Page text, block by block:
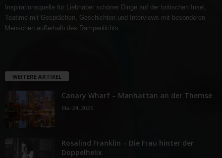
Inspirationsquelle für Liebhaber schöner Dinge auf der britischen Insel,
Teatime mit Gesprächen, Geschichten und Interviews mit besonderen
Menschen außerhalb des Rampenlichts.
WEITERE ARTIKEL
Canary Wharf – Manhattan an der Themse
Mai 24, 2026
Rosalind Franklin – Die Frau hinter der
Doppelhelix